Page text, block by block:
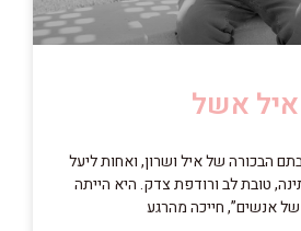
איל אשל
הבכורה של איל ושרון, ואחות ליעל
טובת לב ורודפת צדק. היא הייתה
אנשים”, חייכה מהרגע